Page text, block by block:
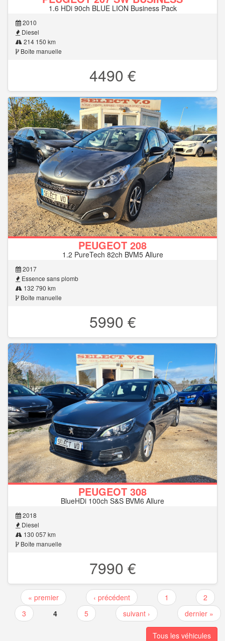
1.6 HDi 90ch BLUE LION Business Pack
2010
Diesel
214 150 km
Boîte manuelle
4490 €
PEUGEOT 208
1.2 PureTech 82ch BVM5 Allure
2017
Essence sans plomb
132 790 km
Boîte manuelle
5990 €
PEUGEOT 308
BlueHDi 100ch S&S BVM6 Allure
2018
Diesel
130 057 km
Boîte manuelle
7990 €
Pages« premier ‹ précédent 1
2
3
4 5 suivant › dernier »
Tous les véhicules